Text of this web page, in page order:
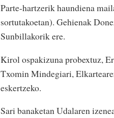
Parte-hartzerik haundiena
sortutakoetan). Gehienak
Sunbillakorik ere.
Kirol ospakizuna probextuz,
Txomin Mindegiari,
eskertzeko.
Sari banaketan Udalaren